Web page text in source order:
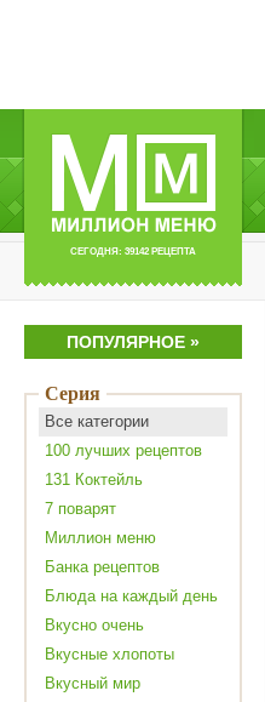
СЕГОДНЯ: 39142 РЕЦЕПТА
ПОПУЛЯРНОЕ »
Серия
Все категории
100 лучших рецептов
131 Коктейль
7 поварят
Mиллион меню
Банка рецептов
Блюда на каждый день
Вкусно очень
Вкусные хлопоты
Вкусный мир